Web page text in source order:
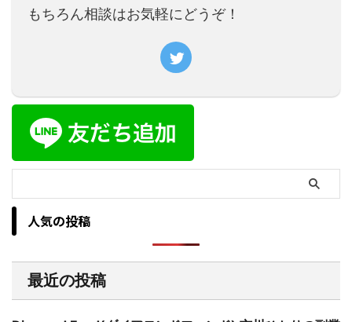
もちろん相談はお気軽にどうぞ！
人気の投稿
最近の投稿